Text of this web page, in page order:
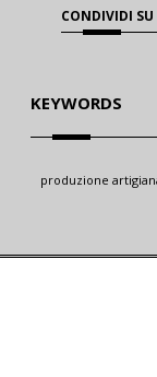
CONDIVIDI SU
KEYWORDS
produzione